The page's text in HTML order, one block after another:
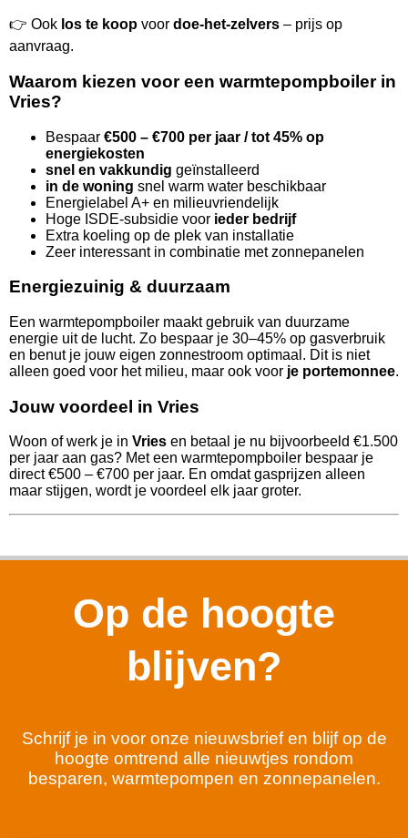
👉 Ook los te koop voor doe-het-zelvers – prijs op
aanvraag.
Waarom kiezen voor een warmtepompboiler in
Vries?
Bespaar €500 – €700 per jaar / tot 45% op
energiekosten
snel en vakkundig geïnstalleerd
in de woning snel warm water beschikbaar
Energielabel A+ en milieuvriendelijk
Hoge ISDE-subsidie voor ieder bedrijf
Extra koeling op de plek van installatie
Zeer interessant in combinatie met zonnepanelen
Energiezuinig & duurzaam
Een warmtepompboiler maakt gebruik van duurzame
energie uit de lucht. Zo bespaar je 30–45% op gasverbruik
en benut je jouw eigen zonnestroom optimaal. Dit is niet
alleen goed voor het milieu, maar ook voor je portemonnee.
Jouw voordeel in Vries
Woon of werk je in Vries en betaal je nu bijvoorbeeld €1.500
per jaar aan gas? Met een warmtepompboiler bespaar je
direct €500 – €700 per jaar. En omdat gasprijzen alleen
maar stijgen, wordt je voordeel elk jaar groter.
Op de hoogte
blijven?
Schrijf je in voor onze nieuwsbrief en blijf op de
hoogte omtrend alle nieuwtjes rondom
besparen, warmtepompen en zonnepanelen.